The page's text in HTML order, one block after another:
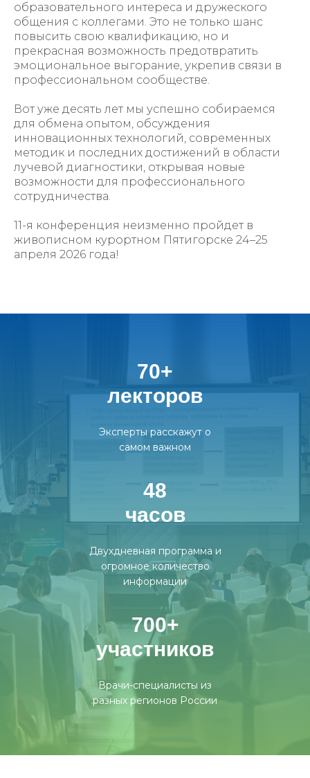
образовательного интереса и дружеского
общения с коллегами. Это не только шанс
повысить свою квалификацию, но и
прекрасная возможность предотвратить
эмоциональное выгорание, укрепив связи в
профессиональном сообществе.
Вот уже десять лет мы успешно собираемся
для обмена опытом, обсуждения
инновационных технологий, современных
методик и последних достижений в области
лучевой диагностики, открывая новые
возможности для профессионального
сотрудничества.
11-я конференция неизменно пройдет в
живописном курортном Пятигорске 24–25
апреля 2026 года!
70+
лекторов
Эксперты расскажут о
самом важном
48
часов
Двухдневная программа и
огромное количество
информации
700+
участников
Врачи-специалисты из
разных регионов России